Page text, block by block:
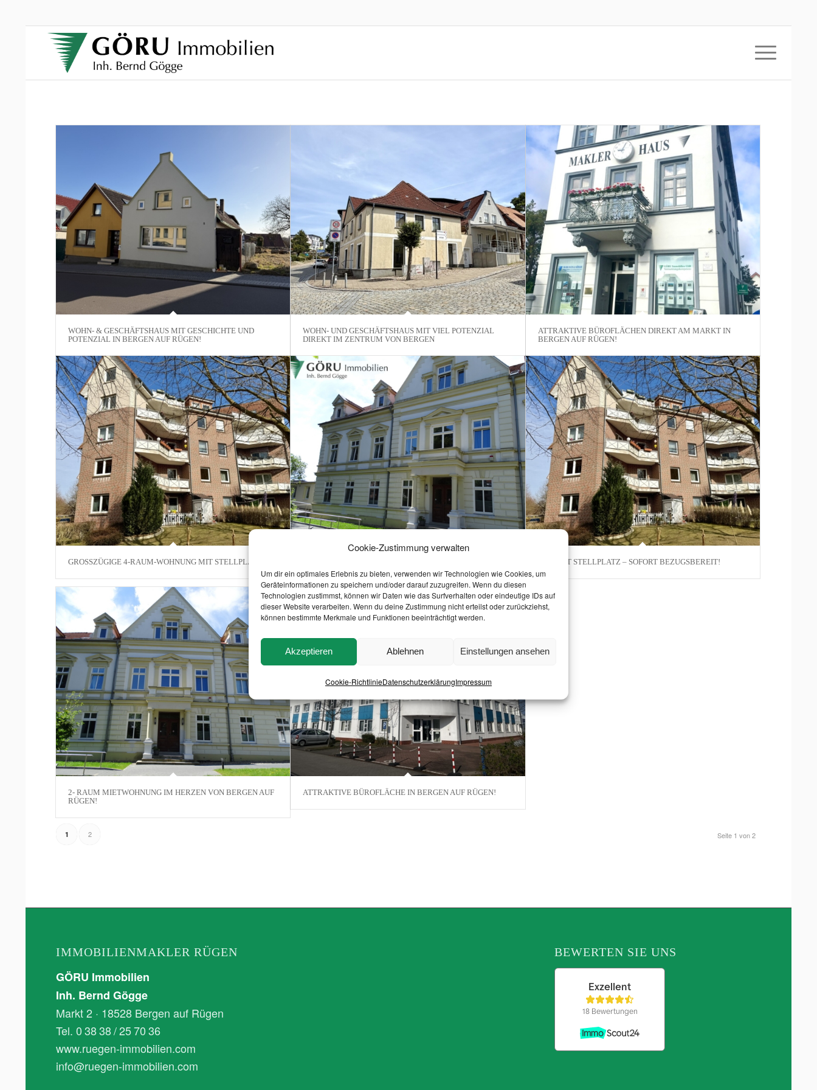
Cookie-Zustimmung verwalten
Um dir ein optimales Erlebnis zu bieten, verwenden wir Technologien wie Cookies, um
Geräteinformationen zu speichern und/oder darauf zuzugreifen. Wenn du diesen
Technologien zustimmst, können wir Daten wie das Surfverhalten oder eindeutige IDs auf
dieser Website verarbeiten. Wenn du deine Zustimmung nicht erteilst oder zurückziehst,
können bestimmte Merkmale und Funktionen beeinträchtigt werden.
Akzeptieren Ablehnen Einstellungen ansehen
Cookie-RichtlinieDatenschutzerklärungImpressum
WOHN- & GESCHÄFTSHAUS MIT GESCHICHTE UND
POTENZIAL IN BERGEN AUF RÜGEN!
WOHN- UND GESCHÄFTSHAUS MIT VIEL POTENZIAL
DIREKT IM ZENTRUM VON BERGEN
ATTRAKTIVE BÜROFLÄCHEN DIREKT AM MARKT IN
BERGEN AUF RÜGEN!
GROSSZÜGIGE 4-RAUM-WOHNUNG MIT STELLPLATZ!
RÜGEN!
ETW MIT STELLPLATZ – SOFORT BEZUGSBEREIT!
2- RAUM MIETWOHNUNG IM HERZEN VON BERGEN AUF
RÜGEN!
ATTRAKTIVE BÜROFLÄCHE IN BERGEN AUF RÜGEN!
Seite 1 von 2
1 2
IMMOBILIENMAKLER RÜGEN
GÖRU Immobilien
Inh. Bernd Gögge
Markt 2 · 18528 Bergen auf Rügen
Tel. 0 38 38 / 25 70 36
www.ruegen-immobilien.com
info@ruegen-immobilien.com
BEWERTEN SIE UNS